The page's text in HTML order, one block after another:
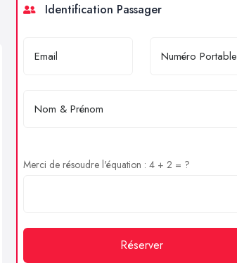
Identification Passager
Merci de résoudre l'équation : 4 + 2 = ?
Réserver